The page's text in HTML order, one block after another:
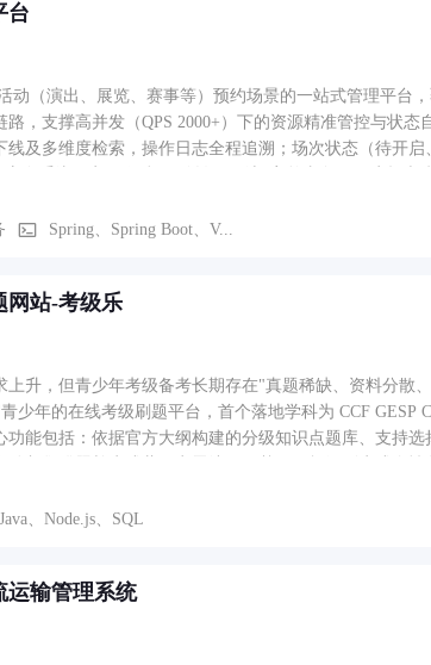
全选结算、左滑删除及本地与后端数据同步；订单流程
台
动（演出、展览、赛事等）预约场景的一站式管理平台
并发（QPS 2000+）下的资源精准管控与状态自动化流转。 业务功能 1、活动与场
线及多维度检索，操作日志全程追溯；场次状态（待开
状态变更，结合AOP自动记录历史、校验权限，提升复
Spring、Spring Boot、V...
网站-考级乐
上升，但青少年考级备考长期存在"真题稀缺、资料分散
少年的在线考级刷题平台，首个落地学科为 CCF
功能包括：依据官方大纲构建的分级知识点题库、支持
小程序同步查看学习时长、正确率与里程碑完成情况，实
Java、Node.js、SQL
运输管理系统